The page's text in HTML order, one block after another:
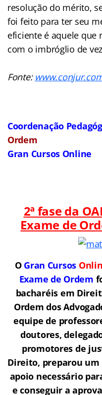
resolução do mérito,
foi feito para ter seu
eficiente é aquele que
com o imbróglio de
Fonte:
Coordenação
Ordem
Gran Cursos Online
2ª fase da
Exame de
O Gran Cursos
Exame de Ordem f
bacharéis em
Ordem dos
equipe de
doutores,
promotores de
Direito, preparou
apoio necessário
e conseguir a